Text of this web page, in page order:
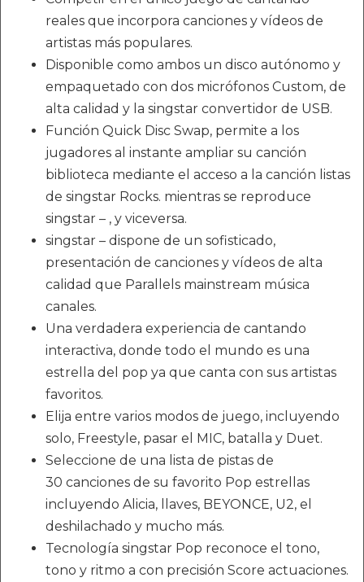
reales que incorpora canciones y vídeos de
artistas más populares.
Disponible como ambos un disco autónomo y
empaquetado con dos micrófonos Custom, de
alta calidad y la singstar convertidor de USB.
Función Quick Disc Swap, permite a los
jugadores al instante ampliar su canción
biblioteca mediante el acceso a la canción listas
de singstar Rocks. mientras se reproduce
singstar – , y viceversa.
singstar – dispone de un sofisticado,
presentación de canciones y vídeos de alta
calidad que Parallels mainstream música
canales.
Una verdadera experiencia de cantando
interactiva, donde todo el mundo es una
estrella del pop ya que canta con sus artistas
favoritos.
Elija entre varios modos de juego, incluyendo
solo, Freestyle, pasar el MIC, batalla y Duet.
Seleccione de una lista de pistas de
30 canciones de su favorito Pop estrellas
incluyendo Alicia, llaves, BEYONCE, U2, el
deshilachado y mucho más.
Tecnología singstar Pop reconoce el tono,
tono y ritmo a con precisión Score actuaciones.